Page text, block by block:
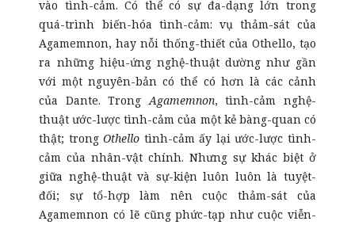
vào tình-cảm. Có thể có sự đa-dạng lớn trong
quá-trình biến-hóa tình-cảm: vụ thảm-sát của
Agamemnon, hay nỗi thống-thiết của Othello, tạo
ra những hiệu-ứng nghệ-thuật dường như gần
với một nguyên-bản có thể có hơn là các cảnh
của Dante. TrongAgamemnon, tình-cảm nghệ-
thuật ước-lược tình-cảm của một kẻ bàng-quan có
thật; trongOthello tình-cảm ấy lại ước-lược tình-
cảm của nhân-vật chính. Nhưng sự khác biệt ở
giữa nghệ-thuật và sự-kiện luôn luôn là tuyệt-
đối; sự tổ-hợp làm nên cuộc thảm-sát của
Agamemnon có lẽ cũng phức-tạp như cuộc viễn-